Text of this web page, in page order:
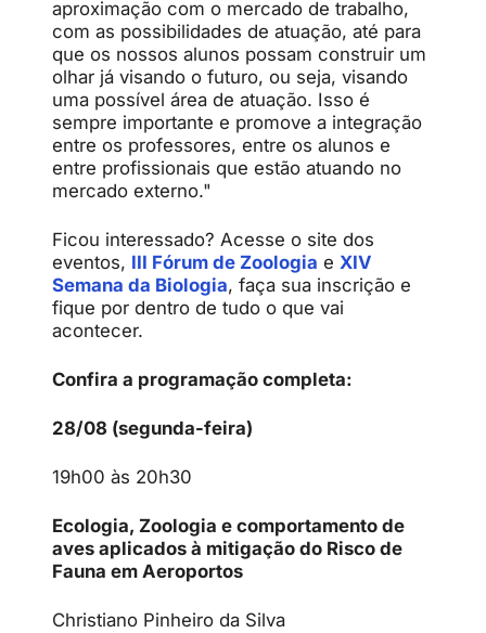
aproximação com o mercado de trabalho,
com as possibilidades de atuação, até para
que os nossos alunos possam construir um
olhar já visando o futuro, ou seja, visando
uma possível área de atuação. Isso é
sempre importante e promove a integração
entre os professores, entre os alunos e
entre profissionais que estão atuando no
mercado externo."
Ficou interessado? Acesse o site dos
eventos, III Fórum de Zoologia e XIV
Semana da Biologia, faça sua inscrição e
fique por dentro de tudo o que vai
acontecer.
Confira a programação completa:
28/08 (segunda-feira)
19h00 às 20h30
Ecologia, Zoologia e comportamento de
aves aplicados à mitigação do Risco de
Fauna em Aeroportos
Christiano Pinheiro da Silva